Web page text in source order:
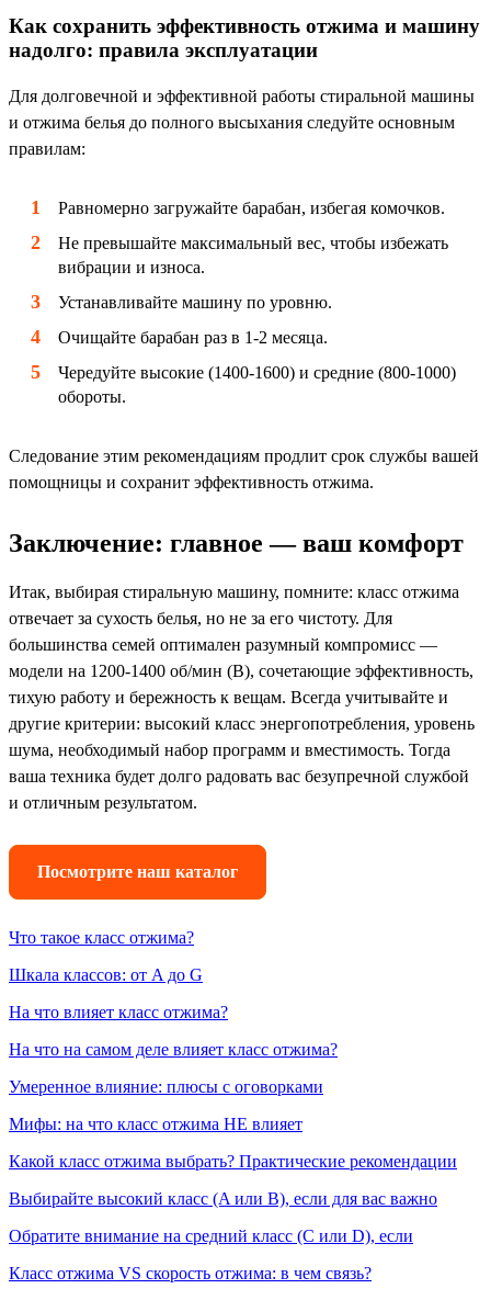
Как сохранить эффективность отжима и машину
надолго: правила эксплуатации
Для долговечной и эффективной работы стиральной машины
и отжима белья до полного высыхания следуйте основным
правилам:
Равномерно загружайте барабан, избегая комочков.
Не превышайте максимальный вес, чтобы избежать
вибрации и износа.
Устанавливайте машину по уровню.
Очищайте барабан раз в 1-2 месяца.
Чередуйте высокие (1400-1600) и средние (800-1000)
обороты.
Следование этим рекомендациям продлит срок службы вашей
помощницы и сохранит эффективность отжима.
Заключение: главное — ваш комфорт
Итак, выбирая стиральную машину, помните: класс отжима
отвечает за сухость белья, но не за его чистоту. Для
большинства семей оптимален разумный компромисс —
модели на 1200-1400 об/мин (B), сочетающие эффективность,
тихую работу и бережность к вещам. Всегда учитывайте и
другие критерии: высокий класс энергопотребления, уровень
шума, необходимый набор программ и вместимость. Тогда
ваша техника будет долго радовать вас безупречной службой
и отличным результатом.
Посмотрите наш каталог
Что такое класс отжима?
Шкала классов: от A до G
На что влияет класс отжима?
На что на самом деле влияет класс отжима?
Умеренное влияние: плюсы с оговорками
Мифы: на что класс отжима НЕ влияет
Какой класс отжима выбрать? Практические рекомендации
Выбирайте высокий класс (A или B), если для вас важно
Обратите внимание на средний класс (C или D), если
Класс отжима VS скорость отжима: в чем связь?